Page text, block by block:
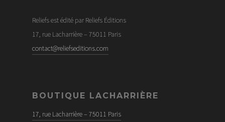
Reliefs est édité par Reliefs Éditions
17, rue Lacharrière – 75011 Paris
contact@reliefseditions.com
BOUTIQUE LACHARRIÈRE
17, rue Lacharrière – 75011 Paris